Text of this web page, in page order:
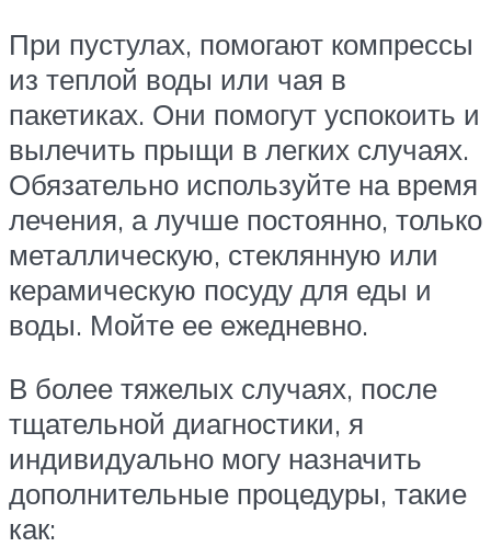
При пустулах, помогают компрессы
из теплой воды или чая в
пакетиках. Они помогут успокоить и
вылечить прыщи в легких случаях.
Обязательно используйте на время
лечения, а лучше постоянно, только
металлическую, стеклянную или
керамическую посуду для еды и
воды. Мойте ее ежедневно.
В более тяжелых случаях, после
тщательной диагностики, я
индивидуально могу назначить
дополнительные процедуры, такие
как: